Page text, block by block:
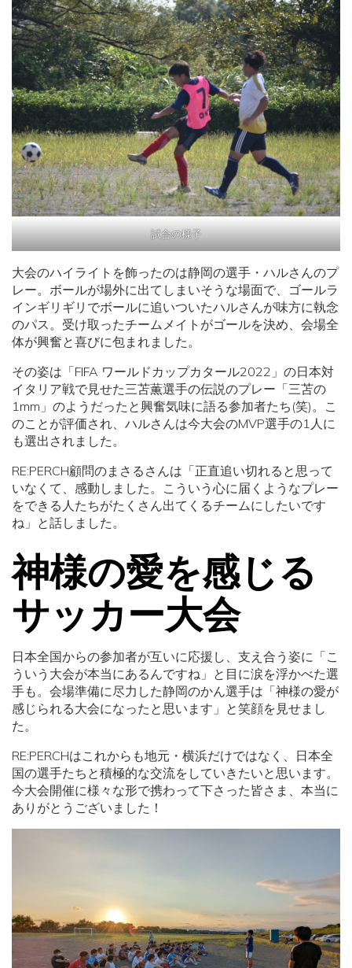
試合の様子
大会のハイライトを飾ったのは静岡の選手・ハルさんのプ
レー。ボールが場外に出てしまいそうな場面で、ゴールラ
インギリギリでボールに追いついたハルさんが味方に執念
のパス。受け取ったチームメイトがゴールを決め、会場全
体が興奮と喜びに包まれました。
その姿は「FIFA ワールドカップカタール2022」の日本対
イタリア戦で見せた三苫薫選手の伝説のプレー「三苫の
1mm」のようだったと興奮気味に語る参加者たち(笑)。こ
のことが評価され、ハルさんは今大会のMVP選手の1人に
も選出されました。
RE:PERCH顧問のまさるさんは「正直追い切れると思って
いなくて、感動しました。こういう心に届くようなプレー
をできる人たちがたくさん出てくるチームにしたいです
ね」と話しました。
神様の愛を感じる
サッカー大会
日本全国からの参加者が互いに応援し、支え合う姿に「こ
ういう大会が本当にあるんですね」と目に涙を浮かべた選
手も。会場準備に尽力した静岡のかん選手は「神様の愛が
感じられる大会になったと思います」と笑顔を見せまし
た。
RE:PERCHはこれからも地元・横浜だけではなく、日本全
国の選手たちと積極的な交流をしていきたいと思います。
今大会開催に様々な形で携わって下さった皆さま、本当に
ありがとうございました！